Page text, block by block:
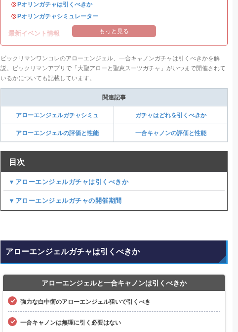
・ Pオリンガチャは引くべきか
・ Pオリンガチャシミュレーター
最新イベント情報 もっと見る
ビックリマンワンコレのアローエンジェル、一合キャノンガチャは引くべきかを解
説。ビックリマンアプリで「大聖アローと聖恵スーツガチャ」がいつまで開催されて
いるかについても記載しています。
関連記事
アローエンジェルガチャシミュ ガチャはどれを引くべきか
アローエンジェルの評価と性能 一合キャノンの評価と性能
目次
▼アローエンジェルガチャは引くべきか
▼アローエンジェルガチャの開催期間
アローエンジェルガチャは引くべきか
アローエンジェルと一合キャノンは引くべきか
強力な白中衛のアローエンジェル狙いで引くべき
一合キャノンは無理に引く必要はない